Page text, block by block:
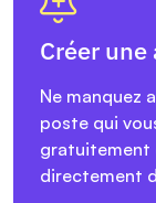
Créer une
Ne manquez
poste qui
gratuitement
directement